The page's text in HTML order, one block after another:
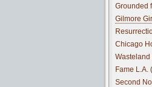
Grounded
Gilmore
Chicago
Wasteland
Fame L.A.
Second